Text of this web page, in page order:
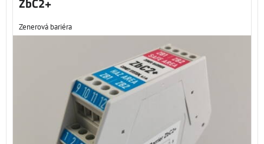
ZbC2+
Zenerová bariéra